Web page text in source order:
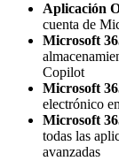
Aplicación
cuenta de
Microsoft
Copilot
Microsoft
electrónico
Microsoft
todas las
avanzadas